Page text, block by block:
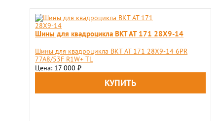
Шины для квадроцикла BKT AT 171 28X9-14
Шины для квадроцикла BKT AT 171 28X9-14 6PR
77A8/53F R1W+ TL
Цена: 17 000 ₽